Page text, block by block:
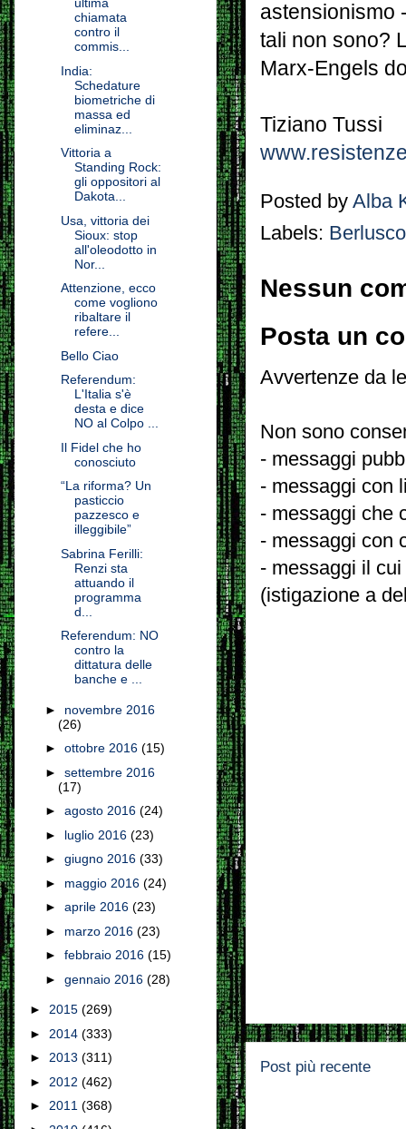
astensionismo
tali non sono?
Marx-Engels
Tiziano Tussi
Posted by Alba
Labels:
Nessun
Posta un
Avvertenze da
Non sono
- messaggi
- messaggi con
- messaggi che
- messaggi con
- messaggi il
(istigazione a
Post più recente
ultima
chiamata
contro il
commis...
India:
Schedature
biometriche di
massa ed
eliminaz...
Vittoria a
Standing Rock:
gli oppositori al
Dakota...
Usa, vittoria dei
Sioux: stop
all'oleodotto in
Nor...
Attenzione, ecco
come vogliono
ribaltare il
refere...
Bello Ciao
Referendum:
L'Italia s'è
desta e dice
NO al Colpo ...
Il Fidel che ho
conosciuto
“La riforma? Un
pasticcio
pazzesco e
illeggibile”
Sabrina Ferilli:
Renzi sta
attuando il
programma
d...
Referendum: NO
contro la
dittatura delle
banche e ...
► novembre 2016
(26)
► ottobre 2016 (15)
► settembre 2016
(17)
► agosto 2016 (24)
► luglio 2016 (23)
► giugno 2016 (33)
► maggio 2016 (24)
► aprile 2016 (23)
► marzo 2016 (23)
► febbraio 2016 (15)
► gennaio 2016 (28)
► 2015 (269)
► 2014 (333)
► 2013 (311)
► 2012 (462)
► 2011 (368)